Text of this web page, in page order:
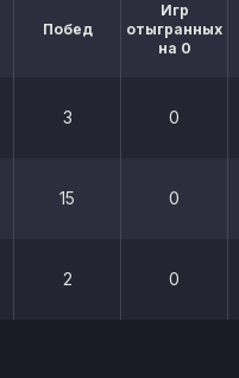
Побед
Игр
отыгранных
на 0
3 0
15 0
2 0